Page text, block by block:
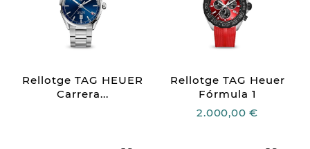
Rellotge TAG HEUER
Carrera...
Rellotge TAG Heuer
Fórmula 1
2.000,00 €